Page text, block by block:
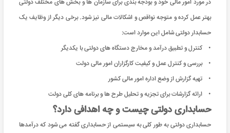
در مورد امور مالی خود و بودجه بندی برای سازمان ها و بخش های مختلف دولتی
بهتر عمل کرده و متوجه نواقص و اشکالات مالی نیز شود. برخی دیگر از وظایف یک
حسابدار دولتی شامل این موارد است:
• کنترل و تطبیق درآمد و مخارج دستگاه های دولتی با یکدیگر
• بررسی و کنترل عمل و کیفیت کارگزاران امور مالی دولت
• تهیه گزارش از وضع اداره امور مالی کشور
• ارائه گزارشات برای تجزیه و تحلیل طرح ها و برنامه های کلی دولت
حسابداری دولتی چیست و چه اهدافی دارد؟
حسابداری دولتی به طور کلی به سیستمی از حسابداری گفته می شود که درآمدها